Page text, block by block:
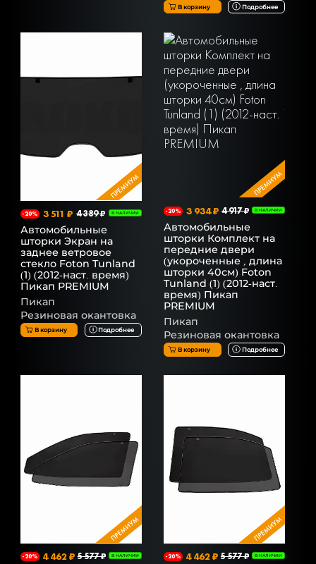
В корзину Подробнее
-20% 3 511 ₽ 4 389 ₽ В НАЛИЧИИ
Автомобильные
шторки Экран на
заднее ветровое
стекло Foton Tunland
(1) (2012-наст. время)
Пикап PREMIUM
Пикап
Резиновая окантовка
В корзину Подробнее
-20% 3 934 ₽ 4 917 ₽ В НАЛИЧИИ
Автомобильные
шторки Комплект на
передние двери
(укороченные , длина
шторки 40см) Foton
Tunland (1) (2012-наст.
время) Пикап
PREMIUM
Пикап
Резиновая окантовка
В корзину Подробнее
-20% 4 462 ₽ 5 577 ₽ В НАЛИЧИИ -20% 4 462 ₽ 5 577 ₽ В НАЛИЧИИ